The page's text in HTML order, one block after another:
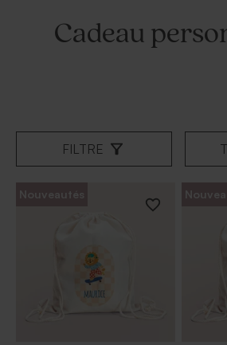
Cadeau
FILTRE
Nouveautés